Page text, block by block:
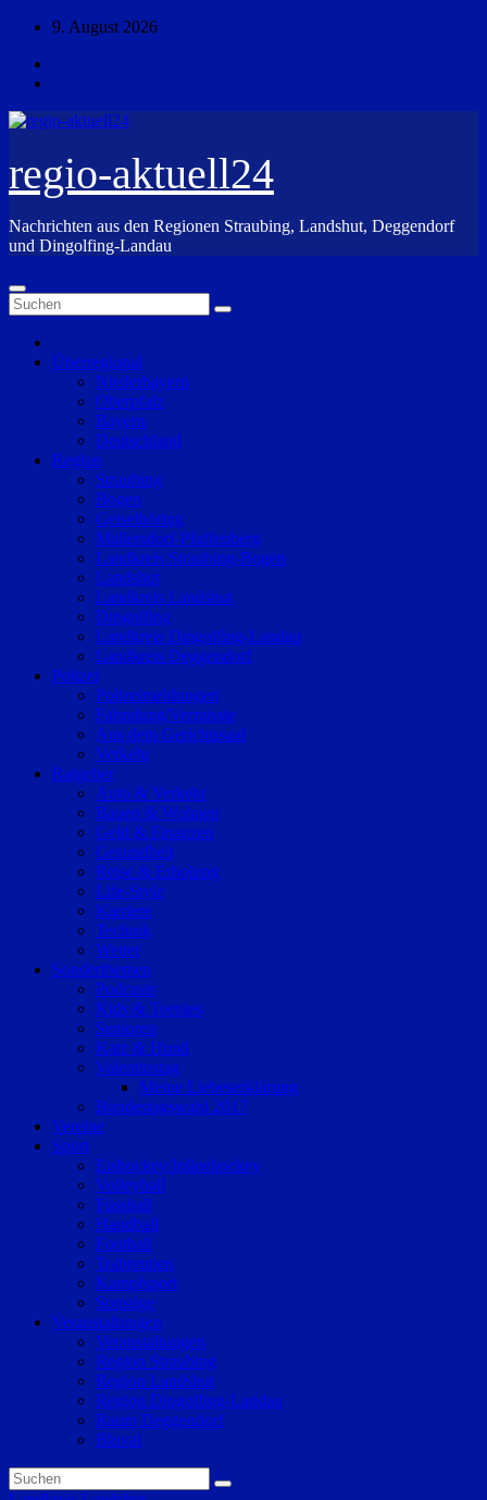
Zum
springen
9. August 2026
regio-aktuell24
Nachrichten aus den Regionen Straubing, Landshut, Deggendorf
und Dingolfing-Landau
Überregional
Niederbayern
Oberpfalz
Bayern
Deutschland
Region
Straubing
Bogen
Geiselhöring
Mallersdorf-Pfaffenberg
Landkreis Straubing-Bogen
Landshut
Landkreis Landshut
Dingolfing
Landkreis Dingolfing-Landau
Landkreis Deggendorf
Polizei
Polizeimeldungen
Fahndung/Vermisste
Aus dem Gerichtssaal
Verkehr
Ratgeber
Auto & Verkehr
Bauen & Wohnen
Geld & Finanzen
Gesundheit
Reise & Erholung
Life-Style
Karriere
Technik
Wetter
Sonderthemen
Podcasts
Kids & Teenies
Senioren
Katz & Hund
Valentinstag
Meine Liebeserklärung
Bundestagswahl 2017
Vereine
Sport
Eishockey/Inlinehockey
Volleyball
Fussball
Handball
Football
Trabrennen
Kampfsport
Sonstige
Veranstaltungen
Veranstaltungen
Region Straubing
Region Landshut
Region Dingolfing-Landau
Raum Deggendorf
Bluval